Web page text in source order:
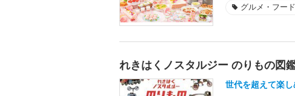
グルメ・フー
れきはくノスタルジー のりもの図
世代を超えて楽